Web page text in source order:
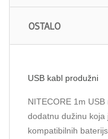
OSTALO
USB kabl produžni
NITECORE 1m
dodatnu dužinu koja
kompatibilnih